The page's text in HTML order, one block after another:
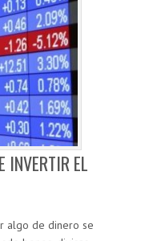
INVERTIR EL
algo de dinero se